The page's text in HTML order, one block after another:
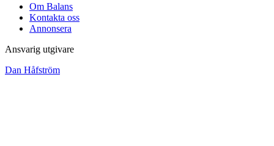
Om Balans
Kontakta oss
Annonsera
Ansvarig utgivare
Dan Håfström